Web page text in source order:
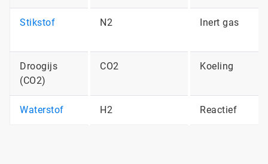
Stikstof N2 Inert gas
Droogijs
(CO2)
CO2 Koeling
Waterstof H2 Reactief